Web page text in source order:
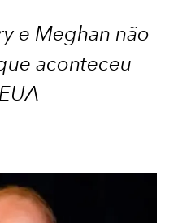
e Meghan não
aconteceu